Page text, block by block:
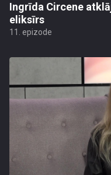
Ingrīda Circene
eliksīrs
11. epizode